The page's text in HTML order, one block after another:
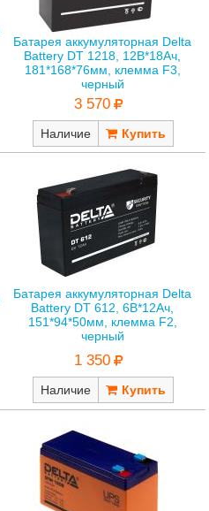
Батарея аккумуляторная Delta
Battery DT 1218, 12В*18Ач,
181*168*76мм, клемма F3,
черный
3 570
Наличие
Батарея аккумуляторная Delta
Battery DT 612, 6В*12Ач,
151*94*50мм, клемма F2,
черный
1 350
Наличие